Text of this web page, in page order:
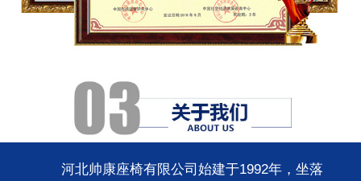
河北帅康座椅有限公司始建于1992年，坐落